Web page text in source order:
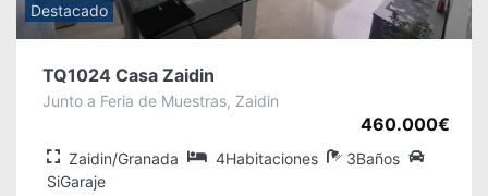
460.000€
Destacado
TQ1024 Casa Zaidin
Junto a Feria de Muestras, Zaidin
Zaidin/Granada 4Habitaciones
3Baños
SiGaraje